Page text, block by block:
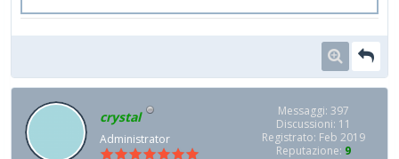
crystal
Administrator
Messaggi: 397
Discussioni: 11
Registrato: Feb 2019
Reputazione: 9